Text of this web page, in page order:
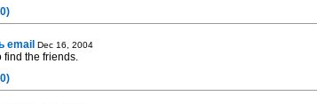
email Dec 16, 2004
find the friends.